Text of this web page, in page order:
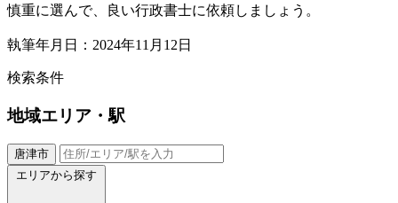
慎重に選んで、良い行政書士に依頼しましょう。
執筆年月日：2024年11月12日
検索条件
地域エリア・駅
唐津市
エリアから探す